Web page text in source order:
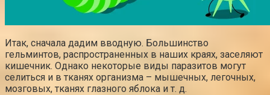
Итак, сначала дадим вводную. Большинство
гельминтов, распространенных в наших краях, заселяют
кишечник. Однако некоторые виды паразитов могут
селиться и в тканях организма – мышечных, легочных,
мозговых, тканях глазного яблока и т. д.